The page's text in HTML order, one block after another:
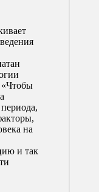
«Чтобы
на
и так